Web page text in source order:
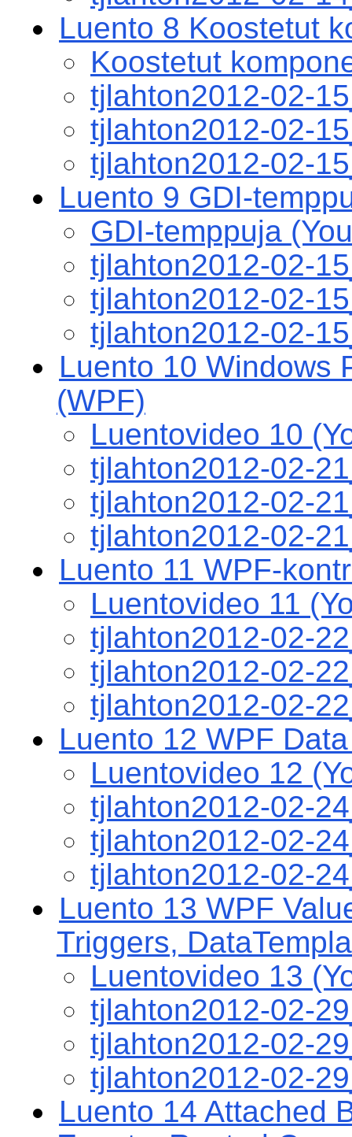
Luento 8 Koostetut
Koostetut
tjlahton2012-02-
tjlahton2012-02-
tjlahton2012-02-
Luento 9 GDI-
GDI-temppuja
tjlahton2012-02-
tjlahton2012-02-
tjlahton2012-02-
Luento 10 Windows
(WPF)
Luentovideo 10
tjlahton2012-02-
tjlahton2012-02-
tjlahton2012-02-
Luento 11 WPF-
Luentovideo 11
tjlahton2012-02-
tjlahton2012-02-
tjlahton2012-02-
Luento 12 WPF
Luentovideo 12
tjlahton2012-02-
tjlahton2012-02-
tjlahton2012-02-
Luento 13 WPF
Triggers,
Luentovideo 13
tjlahton2012-02-
tjlahton2012-02-
tjlahton2012-02-
Luento 14 Attached